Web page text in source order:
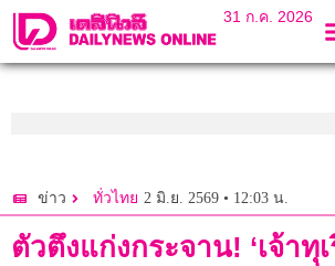
31 ก.ค. 2026
ข่าว ทั่วไทย 2 มิ.ย. 2569 • 12:03 น.
ตัวตึงแก่งกระจาน! ‘เจ้าทุ